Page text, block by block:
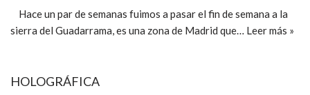
Hace un par de semanas fuimos a pasar el fin de semana a la
sierra del Guadarrama, es una zona de Madrid que… Leer más »
HOLOGRÁFICA